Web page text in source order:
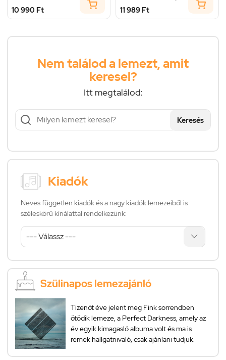
10 990 Ft 11 989 Ft
Nem találod a lemezt, amit
keresel?
Itt megtalálod:
Keresés
Kiadók
Neves független kiadók és a nagy kiadók lemezeiből is
széleskörű kínálattal rendelkezünk:
Szülinapos lemezajánló
Tizenöt éve jelent meg Fink sorrendben
ötödik lemeze, a Perfect Darkness, amely az
év egyik kimagasló albuma volt és ma is
remek hallgatnivaló, csak ajánlani tudjuk.